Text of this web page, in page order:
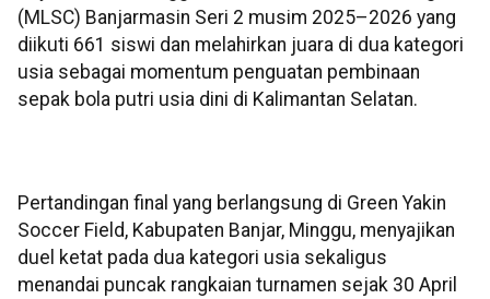
(MLSC) Banjarmasin Seri 2 musim 2025–2026 yang
diikuti 661 siswi dan melahirkan juara di dua kategori
usia sebagai momentum penguatan pembinaan
sepak bola putri usia dini di Kalimantan Selatan.
Pertandingan final yang berlangsung di Green Yakin
Soccer Field, Kabupaten Banjar, Minggu, menyajikan
duel ketat pada dua kategori usia sekaligus
menandai puncak rangkaian turnamen sejak 30 April